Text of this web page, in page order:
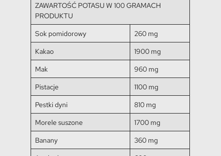
ZAWARTOŚĆ POTASU W 100 GRAMACH
PRODUKTU
Sok pomidorowy
260 mg
Kakao
1900 mg
Mak
960 mg
Pistacje
1100 mg
Pestki dyni
810 mg
Morele suszone
1700 mg
Banany
360 mg